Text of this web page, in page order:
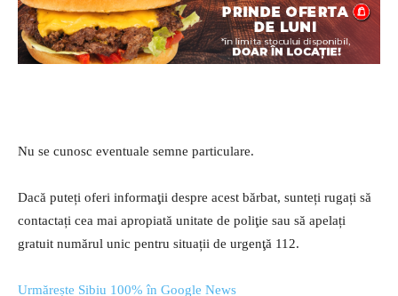
Nu se cunosc eventuale semne particulare.
Dacă puteți oferi informaţii despre acest bărbat, sunteți rugați să
contactați cea mai apropiată unitate de poliţie sau să apelați
gratuit numărul unic pentru situații de urgenţă 112.
Urmărește Sibiu 100% în Google News